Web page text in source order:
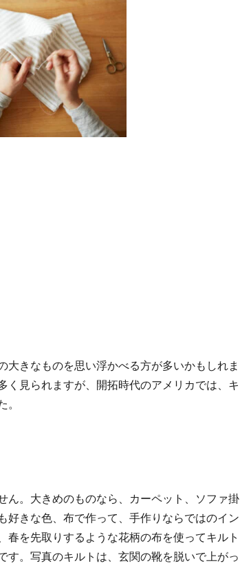
きなものを思い浮かべる方が多いかもしれま
く見られますが、開拓時代のアメリカでは、キ
。
ん。大きめのものなら、カーペット、ソファ掛
好きな色、布で作って、手作りならではのイン
を先取りするような花柄の布を使ってキルト
す。写真のキルトは、玄関の靴を脱いで上がっ